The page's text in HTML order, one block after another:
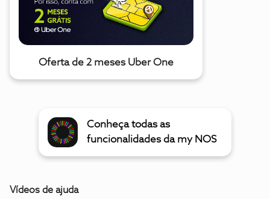
Oferta de 2 meses Uber One
Conheça todas as
funcionalidades da my NOS
Vídeos de ajuda